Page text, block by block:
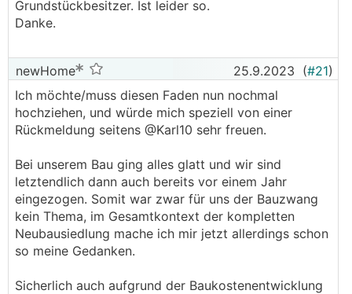
Grundstückbesitzer. Ist leider so.
Danke.
newHome 25.9.2023 (#21)
Ich möchte/muss diesen Faden nun nochmal
hochziehen, und würde mich speziell von einer
Rückmeldung seitens @Karl10 sehr freuen.
Bei unserem Bau ging alles glatt und wir sind
letztendlich dann auch bereits vor einem Jahr
eingezogen. Somit war zwar für uns der Bauzwang
kein Thema, im Gesamtkontext der kompletten
Neubausiedlung mache ich mir jetzt allerdings schon
so meine Gedanken.
Sicherlich auch aufgrund der Baukostenentwicklung